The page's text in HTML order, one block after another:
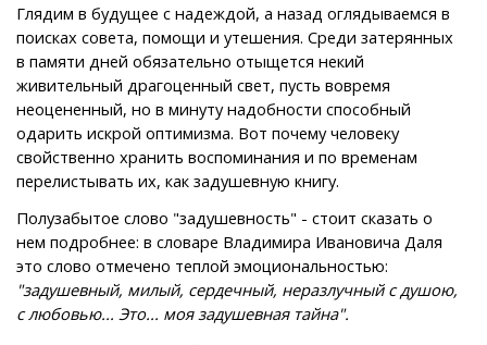
Глядим в будущее с надеждой, а назад оглядываемся в
поисках совета, помощи и утешения. Среди затерянных
в памяти дней обязательно отыщется некий
живительный драгоценный свет, пусть вовремя
неоцененный, но в минуту надобности способный
одарить искрой оптимизма. Вот почему человеку
свойственно хранить воспоминания и по временам
перелистывать их, как задушевную книгу.
Полузабытое слово "задушевность" - стоит сказать о
нем подробнее: в словаре Владимира Ивановича Даля
это слово отмечено теплой эмоциональностью:
"задушевный, милый, сердечный, неразлучный с душою,
с любовью... Это... моя задушевная тайна".